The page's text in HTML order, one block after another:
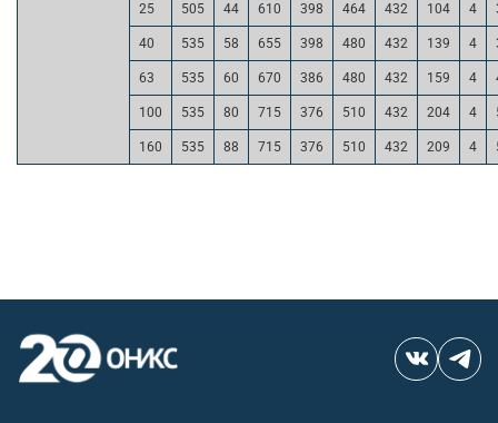
25 505 44 610 398 464 432 104 4
40 535 58 655 398 480 432 139 4
63 535 60 670 386 480 432 159 4
100 535 80 715 376 510 432 204 4
160 535 88 715 376 510 432 209 4